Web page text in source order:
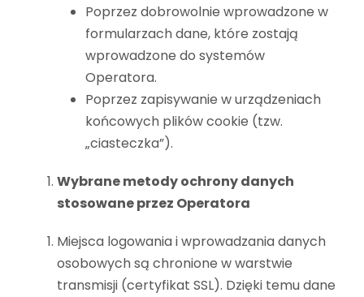
Poprzez dobrowolnie wprowadzone w
formularzach dane, które zostają
wprowadzone do systemów
Operatora.
Poprzez zapisywanie w urządzeniach
końcowych plików cookie (tzw.
„ciasteczka”).
Wybrane metody ochrony danych
stosowane przez Operatora
Miejsca logowania i wprowadzania danych
osobowych są chronione w warstwie
transmisji (certyfikat SSL). Dzięki temu dane